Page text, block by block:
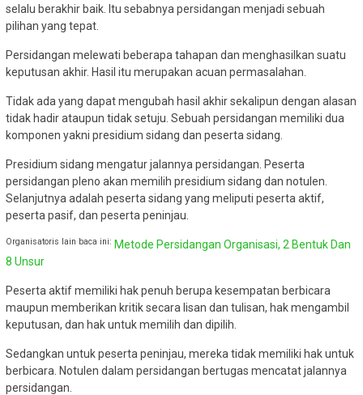
selalu berakhir baik. Itu sebabnya persidangan menjadi sebuah
pilihan yang tepat.
Persidangan melewati beberapa tahapan dan menghasilkan suatu
keputusan akhir. Hasil itu merupakan acuan permasalahan.
Tidak ada yang dapat mengubah hasil akhir sekalipun dengan alasan
tidak hadir ataupun tidak setuju. Sebuah persidangan memiliki dua
komponen yakni presidium sidang dan peserta sidang.
Presidium sidang mengatur jalannya persidangan. Peserta
persidangan pleno akan memilih presidium sidang dan notulen.
Selanjutnya adalah peserta sidang yang meliputi peserta aktif,
peserta pasif, dan peserta peninjau.
Organisatoris lain baca ini: Metode Persidangan Organisasi, 2 Bentuk Dan
8 Unsur
Peserta aktif memiliki hak penuh berupa kesempatan berbicara
maupun memberikan kritik secara lisan dan tulisan, hak mengambil
keputusan, dan hak untuk memilih dan dipilih.
Sedangkan untuk peserta peninjau, mereka tidak memiliki hak untuk
berbicara. Notulen dalam persidangan bertugas mencatat jalannya
persidangan.